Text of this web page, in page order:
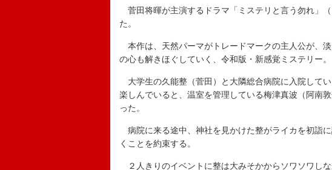
菅田将暉が主演するドラマ「ミステリと言う勿れ」
た。
本作は、天然パーマがトレードマークの主人公が、
の心も解きほぐしていく、令和版・新感覚ミステリー。
大学生の久能整（菅田）と大隣総合病院に入院して
楽しんでいると、温室を管理している梅津真波（阿南
った。
病院に来る途中、神社を見かけた整がライカを初詣
くことを約束する。
２人きりのイベントに整は大みそかからソワソワし